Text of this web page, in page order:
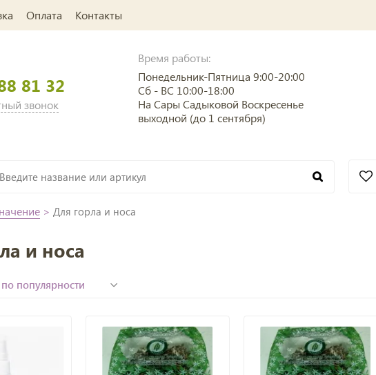
Оплата Контакты
81 32
звонок
Время работы:
Понедельник-Пятница 9:00-20:00
Сб - ВС 10:00-18:00
На Сары Садыковой Воскресенье
выходной (до 1 сентября)
> Для горла и носа
и носа